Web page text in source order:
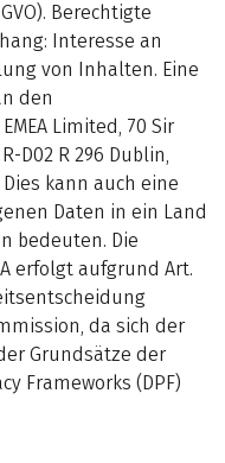
Berechtigte
Interesse an
von Inhalten. Eine
den
Limited, 70 Sir
D02 R 296 Dublin,
Dies kann auch eine
Daten in ein Land
bedeuten. Die
erfolgt aufgrund Art.
da sich der
Grundsätze der
Frameworks (DPF)